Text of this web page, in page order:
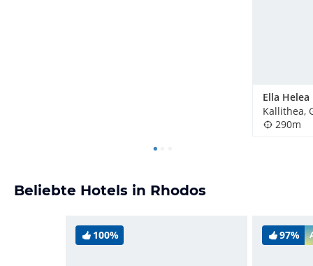
Ella Helea
Kallithea,
290m
Beliebte Hotels in Rhodos
100% 97%